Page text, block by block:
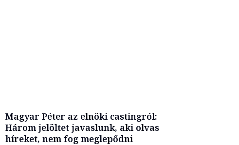
Magyar Péter az elnöki castingról:
Három jelöltet javaslunk, aki olvas
híreket, nem fog meglepődni